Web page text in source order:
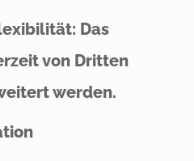
Das
von Dritten
werden.